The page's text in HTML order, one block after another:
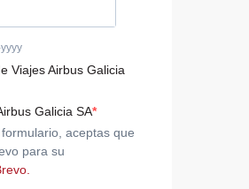
Viajes Airbus Galicia
Galicia SA
aceptas que
para su